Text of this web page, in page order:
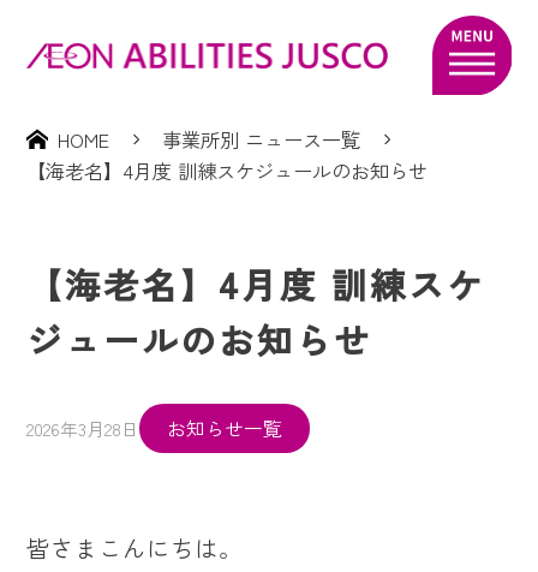
HOME
事業所別 ニュース一覧
【海老名】4月度 訓練スケジュールのお知らせ
【海老名】4月度 訓練スケ
ジュールのお知らせ
2026年3月28日 お知らせ一覧
皆さまこんにちは。